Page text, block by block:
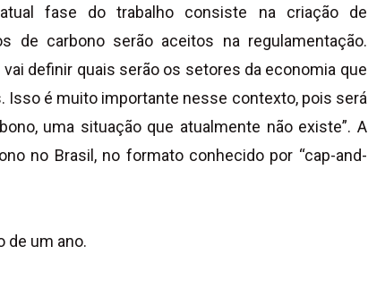
fase do trabalho consiste na criação de
de carbono serão aceitos na regulamentação.
definir quais serão os setores da economia que
Isso é muito importante nesse contexto, pois será
uma situação que atualmente não existe”. A
no Brasil, no formato conhecido por “cap-and-
de um ano.